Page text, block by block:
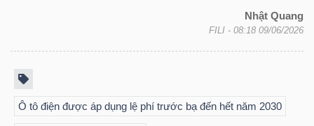
Nhật Quang
FILI - 08:18 09/06/2026
Ô tô điện được áp dụng lệ phí trước bạ đến hết năm 2030
NGUYÊN